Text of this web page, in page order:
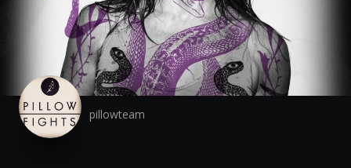
pillowteam